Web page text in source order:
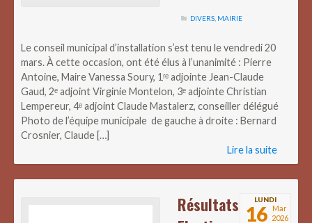
DIVERS MAIRIE
Le conseil municipal d’installation s’est tenu le vendredi 20
mars. À cette occasion, ont été élus à l’unanimité : Pierre
Antoine, Maire Vanessa Soury, 1ʳᵉ adjointe Jean-Claude
Gaud, 2ᵉ adjoint Virginie Montelon, 3ᵉ adjointe Christian
Lempereur, 4ᵉ adjoint Claude Mastalerz, conseiller délégué
Photo de l’équipe municipale de gauche à droite : Bernard
Crosnier, Claude […]
Lire la suite
LUNDI
16 Mar
2026
Résultats